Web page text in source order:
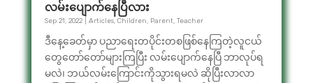
လမ်းပျောက်နေပြီလား
Sep 21, 2022| Articles, Children, Parent, Teacher
ဒီနေ့ခေတ်မှာ ပညာရေးတပိုင်းတစဖြစ်နေကြတဲ့လူငယ်
တွေတော်တော်များကြပြီး လမ်းပျောက်နေပြီ ဘာလုပ်ရ
မလဲ၊ ဘယ်လမ်းကြောင်းကိုသွားရမလဲ ဆိုပြီးလာလာ